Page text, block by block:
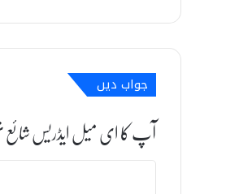
جواب دیں
آپ کا ای میل ایڈریس شائع
ت